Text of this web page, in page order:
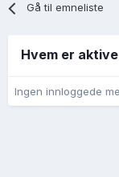
Gå til emneliste
Hvem er aktive
Ingen innloggede